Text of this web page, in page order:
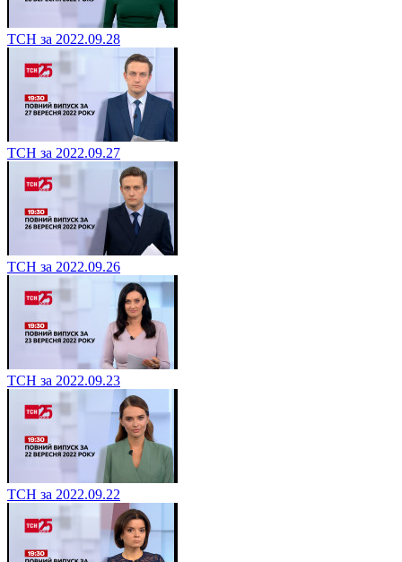
ТСН за 2022.09.28
ТСН за 2022.09.27
ТСН за 2022.09.26
ТСН за 2022.09.23
ТСН за 2022.09.22